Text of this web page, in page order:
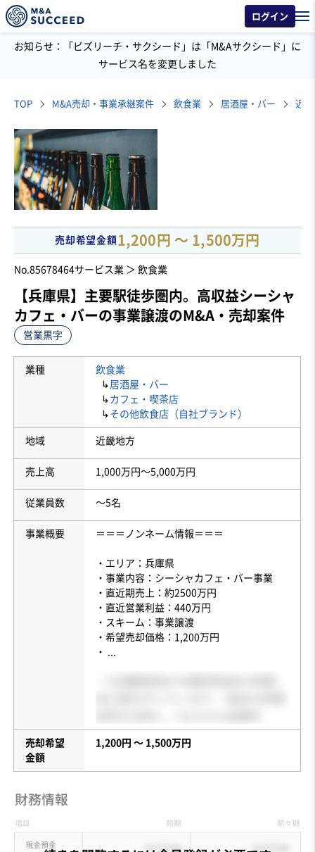
ログイン
お知らせ：「ビズリーチ・サクシード」は「M&Aサクシード」に
サービス名を変更しました
TOP M&A売却・事業承継案件 飲食業 居酒屋・バー
売却希望金額1,200円 〜 1,500万円
No.85678464サービス業 ＞ 飲食業
【兵庫県】主要駅徒歩圏内。高収益シーシャ
カフェ・バーの事業譲渡のM&A・売却案件
営業黒字
業種
飲食業
↳ 居酒屋・バー
↳ カフェ・喫茶店
↳ その他飲食店（自社ブランド）
地域 近畿地方
売上高 1,000万円〜5,000万円
従業員数 〜5名
事業概要 ＝＝＝ノンネーム情報＝＝＝
・エリア：兵庫県
・事業内容：シーシャカフェ・バー事業
・直近期売上：約2500万円
・直近営業利益：440万円
・スキーム：事業譲渡
・希望売却価格：1,200万円
・
売却希望
金額
1,200円 〜 1,500万円